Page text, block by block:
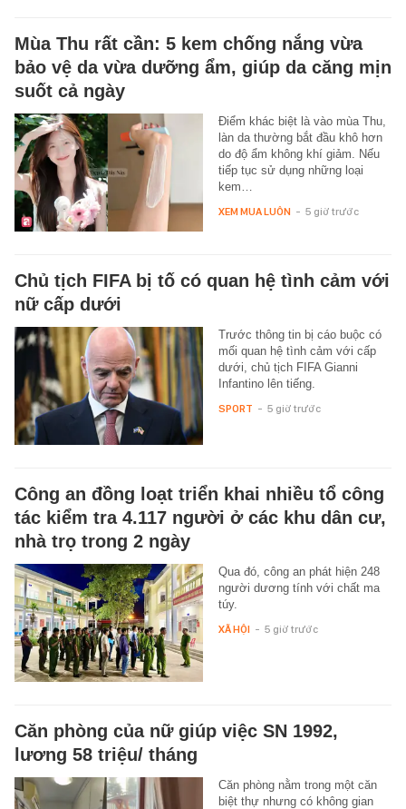
Mùa Thu rất cần: 5 kem chống nắng vừa
bảo vệ da vừa dưỡng ẩm, giúp da căng mịn
suốt cả ngày
Điểm khác biệt là vào mùa Thu,
làn da thường bắt đầu khô hơn
do độ ẩm không khí giảm. Nếu
tiếp tục sử dụng những loại
kem…
XEM MUA LUÔN - 5 giờ trước
Chủ tịch FIFA bị tố có quan hệ tình cảm với
nữ cấp dưới
Trước thông tin bị cáo buộc có
mối quan hệ tình cảm với cấp
dưới, chủ tịch FIFA Gianni
Infantino lên tiếng.
SPORT - 5 giờ trước
Công an đồng loạt triển khai nhiều tổ công
tác kiểm tra 4.117 người ở các khu dân cư,
nhà trọ trong 2 ngày
Qua đó, công an phát hiện 248
người dương tính với chất ma
túy.
XÃ HỘI - 5 giờ trước
Căn phòng của nữ giúp việc SN 1992,
lương 58 triệu/ tháng
Căn phòng nằm trong một căn
biệt thự nhưng có không gian